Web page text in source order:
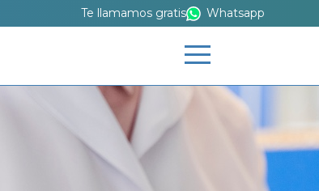
Te llamamos gratis Whatsapp